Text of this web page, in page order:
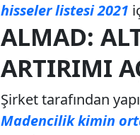
hisseler listesi 2021
ALMAD:
ARTIRIMI
Şirket tarafından
Madencilik kimin